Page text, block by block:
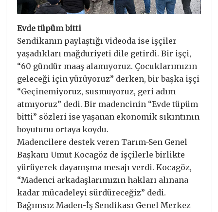
Evde tüpüm bitti
Sendikanın paylaştığı videoda ise işçiler
yaşadıkları mağduriyeti dile getirdi. Bir işçi,
“60 gündür maaş alamıyoruz. Çocuklarımızın
geleceği için yürüyoruz” derken, bir başka işçi
“Geçinemiyoruz, susmuyoruz, geri adım
atmıyoruz” dedi. Bir madencinin “Evde tüpüm
bitti” sözleri ise yaşanan ekonomik sıkıntının
boyutunu ortaya koydu.
Madencilere destek veren Tarım-Sen Genel
Başkanı Umut Kocagöz de işçilerle birlikte
yürüyerek dayanışma mesajı verdi. Kocagöz,
“Madenci arkadaşlarımızın hakları alınana
kadar mücadeleyi sürdüreceğiz” dedi.
Bağımsız Maden-İş Sendikası Genel Merkez